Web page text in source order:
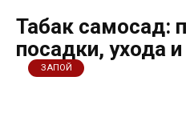
Табак самосад:
посадки, ухода
ЗАПОЙ